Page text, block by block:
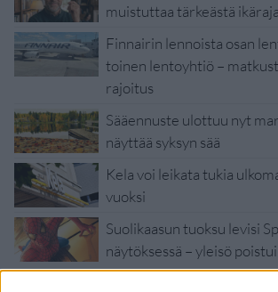
muistuttaa tärkeästä
Finnairin lennoista osan
toinen lentoyhtiö –
rajoitus
Sääennuste ulottuu nyt
näyttää syksyn sää
Kela voi leikata tukia
vuoksi
Suolikaasun tuoksu levisi
näytöksessä – yleisö